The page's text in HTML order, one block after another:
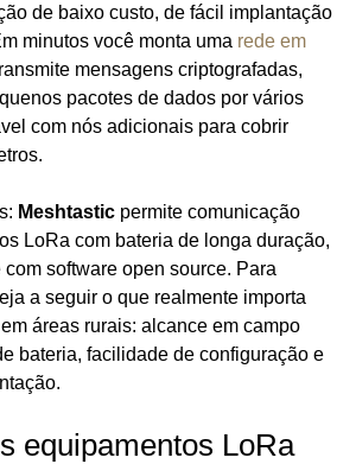
de baixo custo, de fácil implantação
minutos você monta uma rede em
mensagens criptografadas,
pacotes de dados por vários
com nós adicionais para cobrir
Meshtastic permite comunicação
LoRa com bateria de longa duração,
software open source. Para
a seguir o que realmente importa
áreas rurais: alcance em campo
bateria, facilidade de configuração e
equipamentos LoRa